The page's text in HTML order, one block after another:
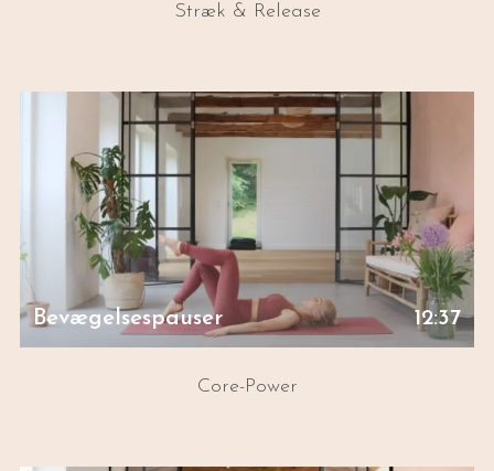
Stræk & Release
Bevægelsespauser 12:37
Core-Power